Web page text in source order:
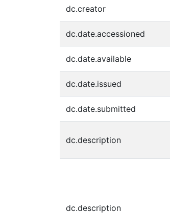
dc.creator
dc.date.accessioned
dc.date.available
dc.date.issued
dc.date.submitted
dc.description
dc.description